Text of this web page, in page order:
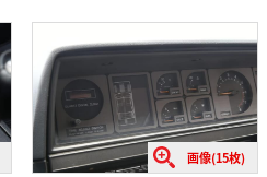
画像(15枚)